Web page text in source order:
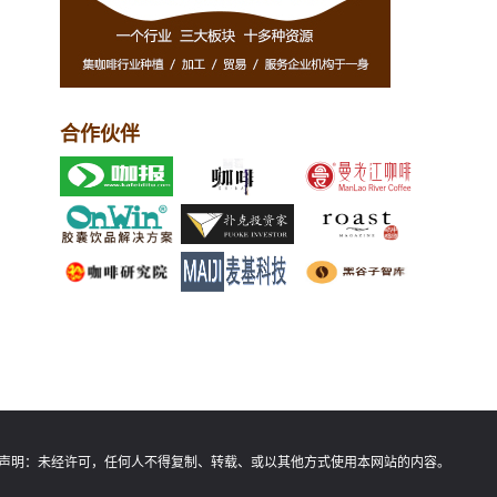
合作伙伴
明： 未经许可，任何人不得复制、转载、或以其他方式使用本网站的内容。